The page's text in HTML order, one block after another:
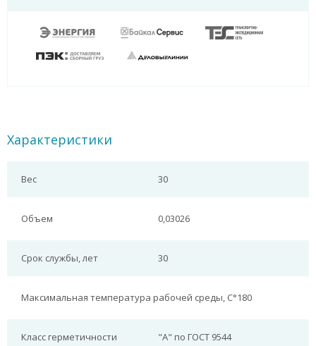
Характеристики
Вес 30
Объем 0,03026
Срок службы, лет 30
Максимальная температура рабочей среды, С°180
Класс герметичности "А" по ГОСТ 9544